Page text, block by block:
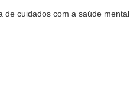
de cuidados com a saúde